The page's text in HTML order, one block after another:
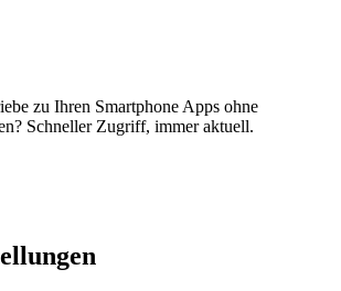
zu Ihren Smartphone Apps ohne
Schneller Zugriff, immer aktuell.